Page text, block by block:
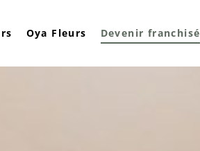
Oya Fleurs Devenir franchisé